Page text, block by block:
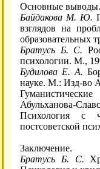
Основные выводы.
Байдакова М. Ю.
взглядов на
образовательных
Братусь Б. С.
психологии. М.,
Будилова Е. А.
науке. М.: Изд-во
Абульханова-
Психология с
постсоветской
Заключение.
Братусь Б. С.